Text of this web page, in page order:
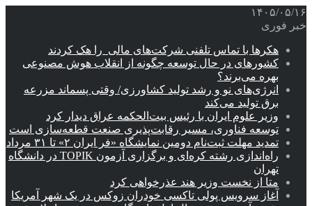
۱۴۰۵/۰۵/۱۶
خبر فوری
هکرها با تماس تلفنی شرکت‌های مالی را هک کردند
کشورهای در حال توسعه چگونه از انقلاب هوش مصنوعی
بهره می‌برند؟
انرژی‌های نو و رشد تولید کشاورزی/ وقتی پسماند مزرعه‌
برق تولید می‌کند
وزیر علوم ایران با رئیس بیت‌الحکمه عراق دیدار کرد
توسعه فناوری، مسیر رقابت‌پذیری صنعت قطعه‌سازی است
تمدید مهلت ثبت‌نام دومین نمایشگاه «فر ایران ۲» تا ۳۱ مرداد
راه‌اندازی رشته کره‌ای و برگزاری آزمون TOPIK در دانشگاه
تهران
متا از نخست وزیر هند عذرخواهی کرد
آغاز سرویس پولی تاکسی خودران زوکس در یک شهر آمریکا